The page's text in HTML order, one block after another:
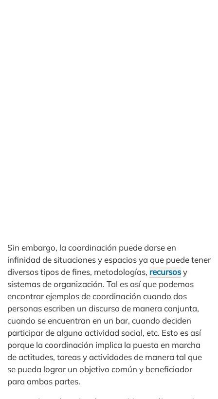
Sin embargo, la coordinación puede darse en
infinidad de situaciones y espacios ya que puede tener
diversos tipos de fines, metodologías, recursosy
sistemas de organización. Tal es así que podemos
encontrar ejemplos de coordinación cuando dos
personas escriben un discurso de manera conjunta,
cuando se encuentran en un bar, cuando deciden
participar de alguna actividad social, etc. Esto es así
porque la coordinación implica la puesta en marcha
de actitudes, tareas y actividades de manera tal que
se pueda lograr un objetivo común y beneficiador
para ambas partes.